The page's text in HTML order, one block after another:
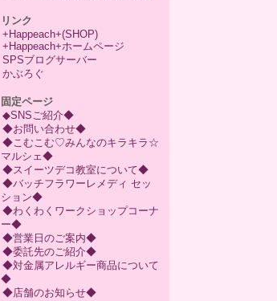
リンク
+Happeach+(SHOP)
+Happeach+ホームページ
SPSブログサーバー
かぶろぐ
固定ページ
◆SNSご紹介◆
◆お問い合わせ◆
◆こむこむ♡みんなのキラキラ☆
マルシェ◆
◆スイーツデコ教室について◆
◆バッチフラワーレメディ セッ
ション◆
◆わくわくワークショップコーナ
ー◆
◆営業日のご案内◆
◆委託先のご紹介◆
◆対金属アレルギー商品について
◆
◆店舗のお知らせ◆